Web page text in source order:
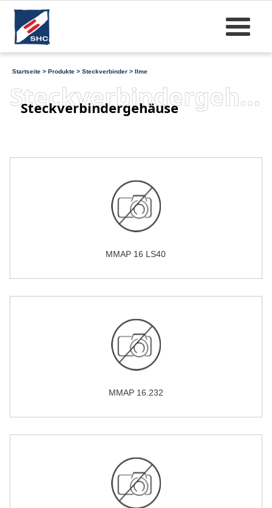
Startseite > Produkte > Steckverbinder > Ilme
Steckverbindergehäuse
Steckverbindergehäuse
MMAP 16 LS40
MMAP 16.232